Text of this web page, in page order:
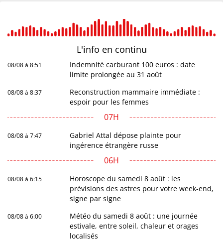
L'info en continu
08/08 à 8:51
Indemnité carburant 100 euros : date
limite prolongée au 31 août
08/08 à 8:37
Reconstruction mammaire immédiate :
espoir pour les femmes
07H
08/08 à 7:47
Gabriel Attal dépose plainte pour
ingérence étrangère russe
06H
08/08 à 6:15
Horoscope du samedi 8 août : les
prévisions des astres pour votre week-end,
signe par signe
08/08 à 6:00
Météo du samedi 8 août : une journée
estivale, entre soleil, chaleur et orages
localisés